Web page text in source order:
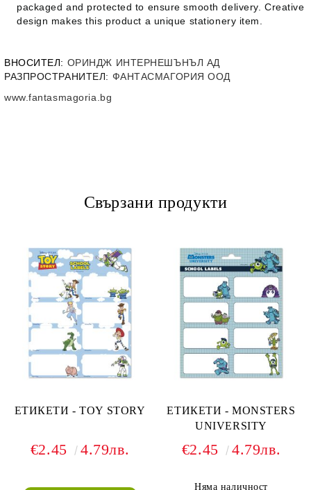
packaged and protected to ensure smooth delivery. Creative
design makes this product a unique stationery item.
ВНОСИТЕЛ: ОРИНДЖ ИНТЕРНЕШЪНЪЛ АД
РАЗПРОСТРАНИТЕЛ: ФАНТАСМАГОРИЯ ООД
www.fantasmagoria.bg
Свързани продукти
ЕТИКЕТИ - TOY STORY
€2.45 4.79лв.
ЕТИКЕТИ - MONSTERS
UNIVERSITY
€2.45 4.79лв.
Няма наличност